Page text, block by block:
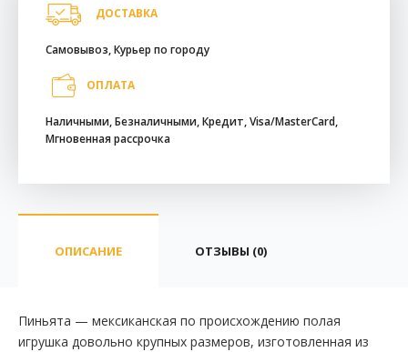
ДОСТАВКА
Самовывоз, Курьер по городу
ОПЛАТА
Наличными, Безналичными, Кредит, Visa/MasterCard,
Мгновенная рассрочка
ОПИСАНИЕ ОТЗЫВЫ (0)
Пиньята — мексиканская по происхождению полая
игрушка довольно крупных размеров, изготовленная из